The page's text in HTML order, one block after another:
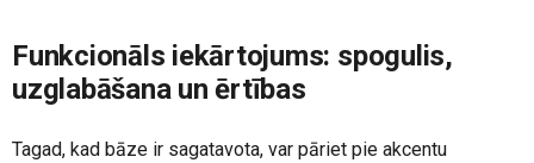
Funkcionāls iekārtojums: spogulis,
uzglabāšana un ērtības
Tagad, kad bāze ir sagatavota, var pāriet pie akcentu